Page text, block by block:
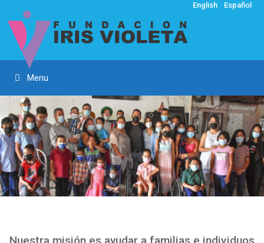
to
content
English Español
Menu